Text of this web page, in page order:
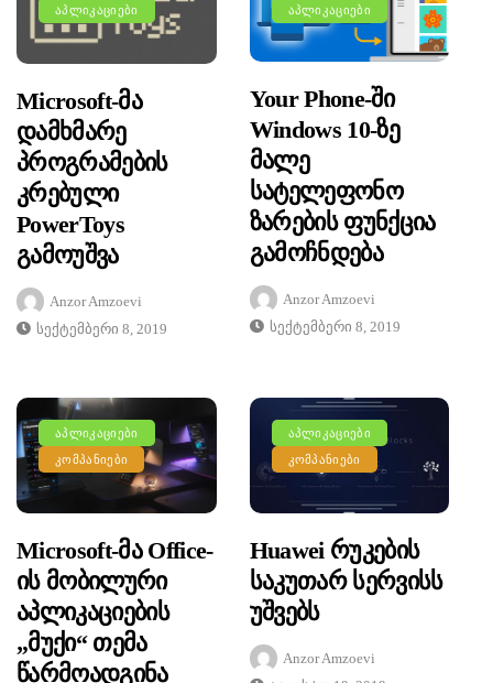
ᲐᲞᲚᲘᲙᲐᲪᲘᲔᲑᲘ
Microsoft-Მა
Დამხმარე
Პროგრამების
Კრებული
PowerToys
Გამოუშვა
Anzor Amzoevi
Სექტემბერი 8, 2019
ᲐᲞᲚᲘᲙᲐᲪᲘᲔᲑᲘ
Your Phone-Ში
Windows 10-Ზე
Მალე
Სატელეფონო
Ზარების Ფუნქცია
Გამოჩნდება
Anzor Amzoevi
Სექტემბერი 8, 2019
ᲐᲞᲚᲘᲙᲐᲪᲘᲔᲑᲘ
ᲙᲝᲛᲞᲐᲜᲘᲔᲑᲘ
Microsoft-Მა Office-
Ის Მობილური
Აპლიკაციების
„მუქი“ Თემა
Წარმოადგინა
ᲐᲞᲚᲘᲙᲐᲪᲘᲔᲑᲘ
ᲙᲝᲛᲞᲐᲜᲘᲔᲑᲘ
Huawei Რუკების
Საკუთარ Სერვისს
Უშვებს
Anzor Amzoevi